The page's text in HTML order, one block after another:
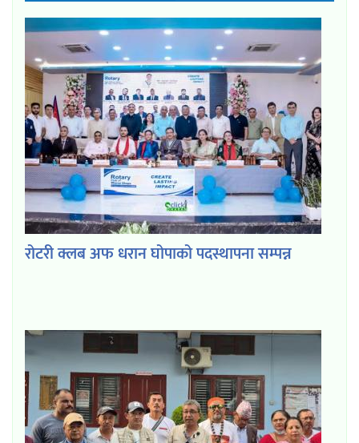
रोटरी क्लब अफ धरान घोपाको पदस्थापना सम्पन्न